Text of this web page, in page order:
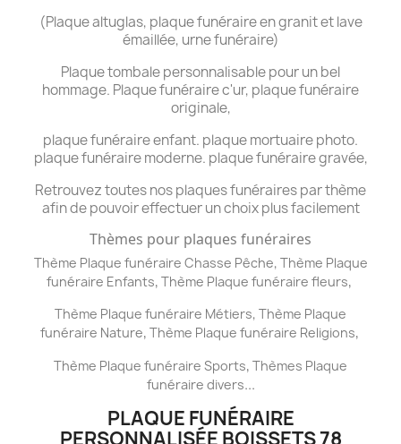
(Plaque altuglas, plaque funéraire en granit et lave
émaillée, urne funéraire)
Plaque tombale personnalisable pour un bel
hommage. Plaque funéraire c'ur, plaque funéraire
originale,
plaque funéraire enfant. plaque mortuaire photo.
plaque funéraire moderne. plaque funéraire gravée,
Retrouvez toutes nos plaques funéraires par thème
afin de pouvoir effectuer un choix plus facilement
Thèmes pour plaques funéraires
Thème Plaque funéraire Chasse Pêche, Thème Plaque
funéraire Enfants, Thème Plaque funéraire fleurs,
Thème Plaque funéraire Métiers, Thème Plaque
funéraire Nature, Thème Plaque funéraire Religions,
Thème Plaque funéraire Sports, Thèmes Plaque
funéraire divers...
PLAQUE FUNÉRAIRE